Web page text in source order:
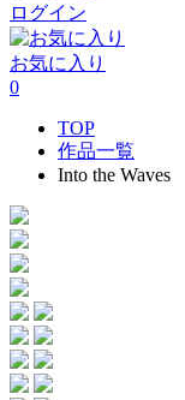
ログイン
お気に入り
0
TOP
作品一覧
Into the Waves